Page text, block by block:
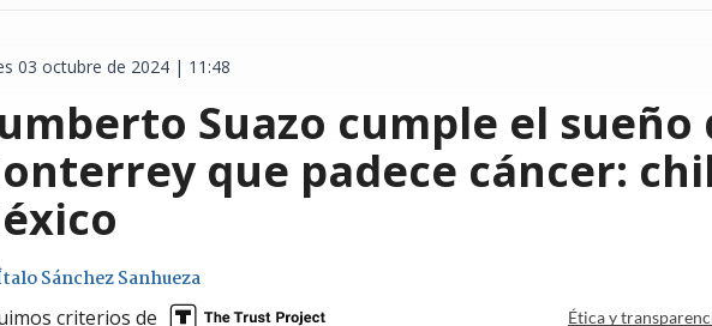
03 octubre de 2024 | 11:48
Suazo cumple el sueño
que padece cáncer:
Sánchez Sanhueza
criterios de Ética y